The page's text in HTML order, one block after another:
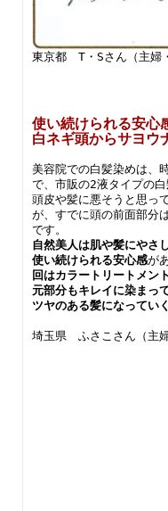
東京都 T・Sさん（主婦
使い続けられる安心
白ネギ頭からサヨウ
美容院での白髪染めは、
で、市販の2液タイプの
頭皮や髪に悪そうと思っ
が、すでに頭の前面部分
です。
自然美人は肌や髪にやさ
使い続けられる安心感が
回はカラートリートメン
元部分もキレイに染まっ
ツヤのある髪になってい
埼玉県 ふさこさん（主婦